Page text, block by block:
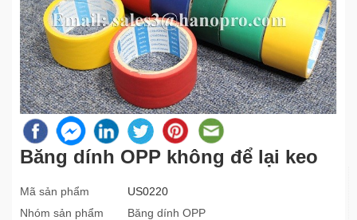
Băng dính OPP không để lại keo
Mã sản phẩm
US0220
Nhóm sản phẩm
Băng dính OPP